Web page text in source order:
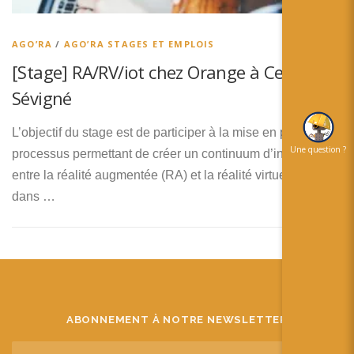
Español
AGO’RA / AGO’RA STAGES ET EMPLOIS
[Stage] RA/RV/iot chez Orange à Cesson-
Sévigné
L’objectif du stage est de participer à la mise en place d’un
processus permettant de créer un continuum d’interaction
entre la réalité augmentée (RA) et la réalité virtuelle (RV)
dans …
ABONNEMENT À NOTRE NEWSLETTER
Une question ?